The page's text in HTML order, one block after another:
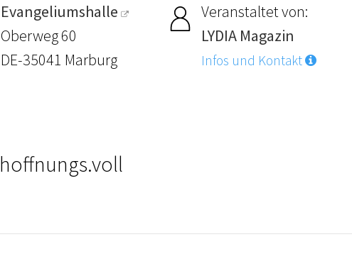
Evangeliumshalle
Oberweg 60
DE-35041 Marburg
Veranstaltet von:
LYDIA Magazin
Infos und Kontakt
hoffnungs.voll